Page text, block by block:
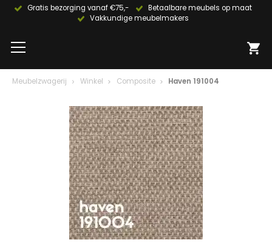
Gratis bezorging vanaf €75,-
Betaalbare meubels op maat
Vakkundige meubelmakers
Meubelzwagerij Winkel Composite Haven 191004